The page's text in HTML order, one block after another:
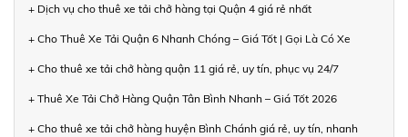
+ Dịch vụ cho thuê xe tải chở hàng tại Quận 4 giá rẻ nhất
+ Cho Thuê Xe Tải Quận 6 Nhanh Chóng – Giá Tốt | Gọi Là Có Xe
+ Cho thuê xe tải chở hàng quận 11 giá rẻ, uy tín, phục vụ 24/7
+ Thuê Xe Tải Chở Hàng Quận Tân Bình Nhanh – Giá Tốt 2026
+ Cho thuê xe tải chở hàng huyện Bình Chánh giá rẻ, uy tín, nhanh